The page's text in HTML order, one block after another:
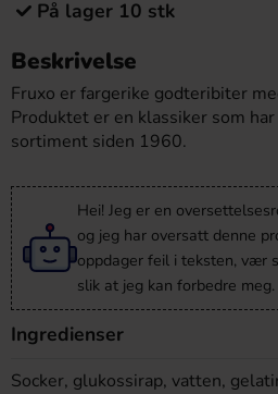
På lager 10 stk
Beskrivelse
Fruxo er fargerike godteribiter
Produktet er en klassiker som
sortiment siden 1960.
Hei! Jeg er en
og jeg har oversatt denne
oppdager feil i teksten, vær
slik at jeg kan forbedre meg.
Ingredienser
Socker, glukossirap, vatten,